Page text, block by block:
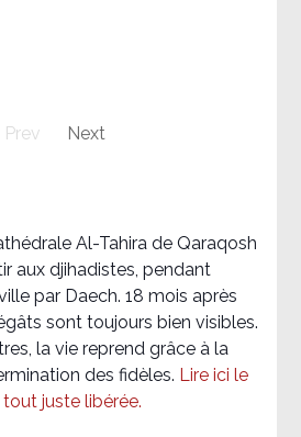
Prev Next
Al-Tahira de Qaraqosh
aux djihadistes, pendant
par Daech. 18 mois après
sont toujours bien visibles.
la vie reprend grâce à la
des fidèles. Lire ici le
juste libérée.